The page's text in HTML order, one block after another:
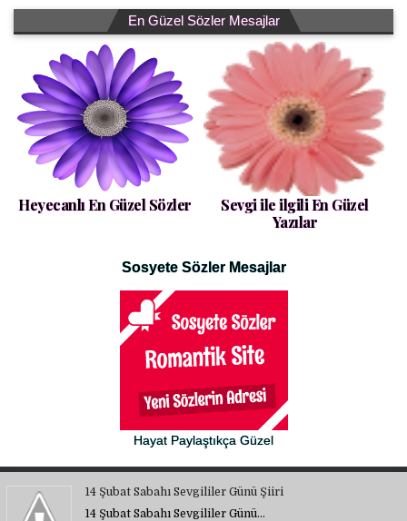
En Güzel Sözler Mesajlar
Heyecanlı En Güzel Sözler
Sevgi ile ilgili En Güzel
Yazılar
Sosyete Sözler Mesajlar
Hayat Paylaştıkça Güzel
14 Şubat Sabahı Sevgililer Günü Şiiri
14 Şubat Sabahı Sevgililer Günü…